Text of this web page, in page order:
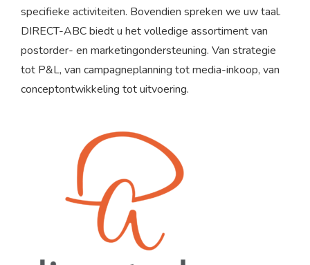
specifieke activiteiten. Bovendien spreken we uw taal.
DIRECT-ABC biedt u het volledige assortiment van
postorder- en marketingondersteuning. Van strategie
tot P&L, van campagneplanning tot media-inkoop, van
conceptontwikkeling tot uitvoering.